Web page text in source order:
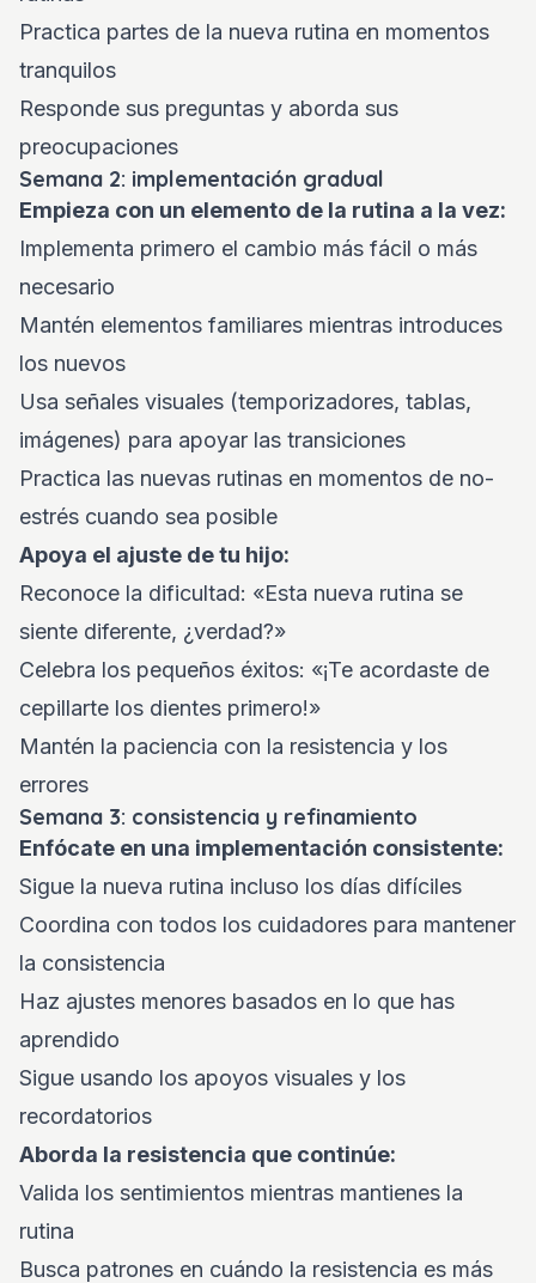
Practica partes de la nueva rutina en momentos
tranquilos
Responde sus preguntas y aborda sus
preocupaciones
Semana 2: implementación gradual
Empieza con un elemento de la rutina a la vez:
Implementa primero el cambio más fácil o más
necesario
Mantén elementos familiares mientras introduces
los nuevos
Usa señales visuales (temporizadores, tablas,
imágenes) para apoyar las transiciones
Practica las nuevas rutinas en momentos de no-
estrés cuando sea posible
Apoya el ajuste de tu hijo:
Reconoce la dificultad: «Esta nueva rutina se
siente diferente, ¿verdad?»
Celebra los pequeños éxitos: «¡Te acordaste de
cepillarte los dientes primero!»
Mantén la paciencia con la resistencia y los
errores
Semana 3: consistencia y refinamiento
Enfócate en una implementación consistente:
Sigue la nueva rutina incluso los días difíciles
Coordina con todos los cuidadores para mantener
la consistencia
Haz ajustes menores basados en lo que has
aprendido
Sigue usando los apoyos visuales y los
recordatorios
Aborda la resistencia que continúe:
Valida los sentimientos mientras mantienes la
rutina
Busca patrones en cuándo la resistencia es más